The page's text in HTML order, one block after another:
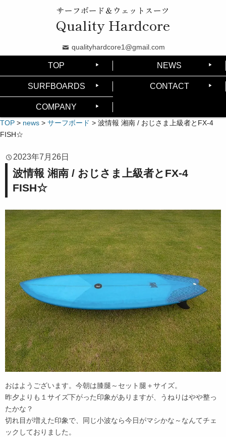
サーフボード＆ウェットスーツ
Quality Hardcore
qualityhardcore1@gmail.com
TOP NEWS
SURFBOARDS CONTACT
COMPANY
TOP > news > サーフボード > 波情報 湘南 / おじさま上級者とFX-4
FISH☆
2023年7月26日
波情報 湘南 / おじさま上級者とFX-4
FISH☆
おはようございます。今朝は膝腿～セット腿＋サイズ。
昨夕よりも１サイズ下がった印象がありますが、うねりはやや整っ
たかな？
切れ目が増えた印象で、同じ小波なら今日がマシかな～なんてチェ
ックしておりました。